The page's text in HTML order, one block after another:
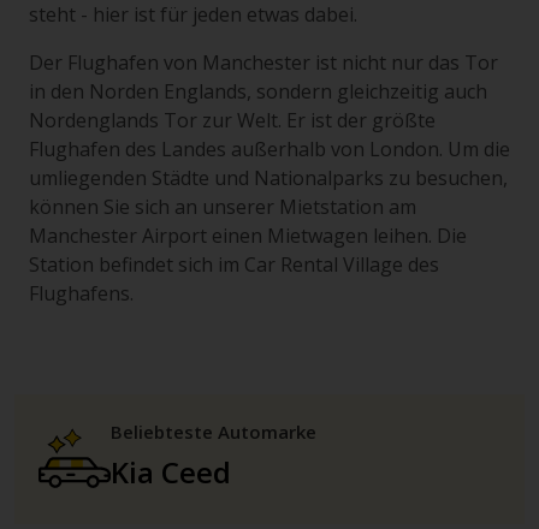
steht - hier ist für jeden etwas dabei.
Der Flughafen von Manchester ist nicht nur das Tor
in den Norden Englands, sondern gleichzeitig auch
Nordenglands Tor zur Welt. Er ist der größte
Flughafen des Landes außerhalb von London. Um die
umliegenden Städte und Nationalparks zu besuchen,
können Sie sich an unserer Mietstation am
Manchester Airport einen Mietwagen leihen. Die
Station befindet sich im Car Rental Village des
Flughafens.
Beliebteste Automarke
Kia Ceed